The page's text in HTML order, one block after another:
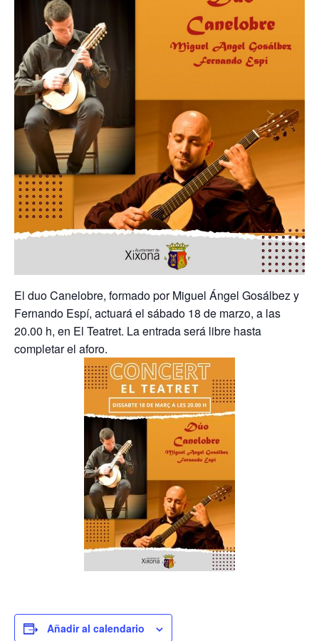
El duo Canelobre, formado por Miguel Ángel Gosálbez y
Fernando Espí, actuará el sábado 18 de marzo, a las
20.00 h, en El Teatret. La entrada será libre hasta
completar el aforo.
Añadir al calendario